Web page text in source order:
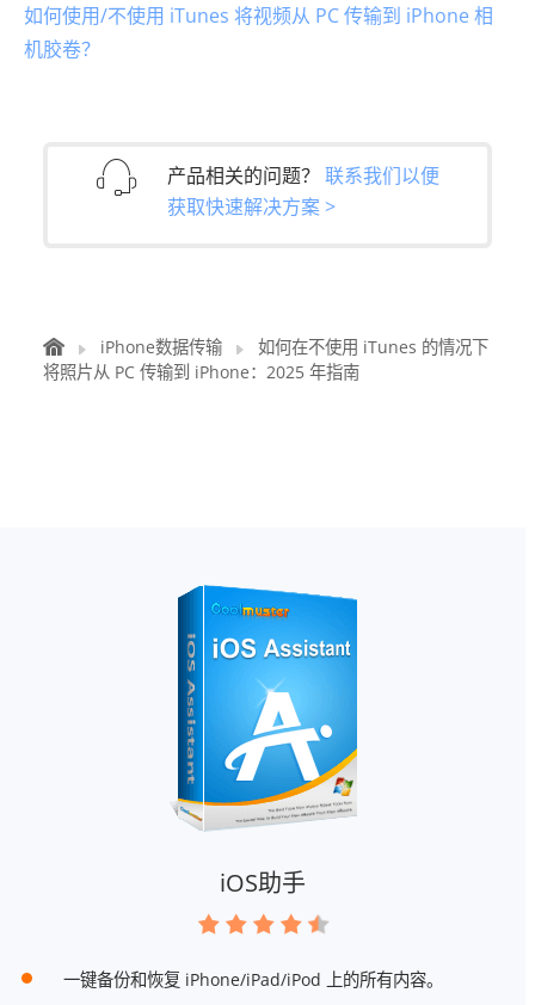
如何使用/不使用 iTunes 将视频从 PC 传输到 iPhone 相
机胶卷？
产品相关的问题？ 联系我们以便
获取快速解决方案 >
iPhone数据传输
如何在不使用 iTunes 的情况下
将照片从 PC 传输到 iPhone：2025 年指南
iOS助手
一键备份和恢复 iPhone/iPad/iPod 上的所有内容。